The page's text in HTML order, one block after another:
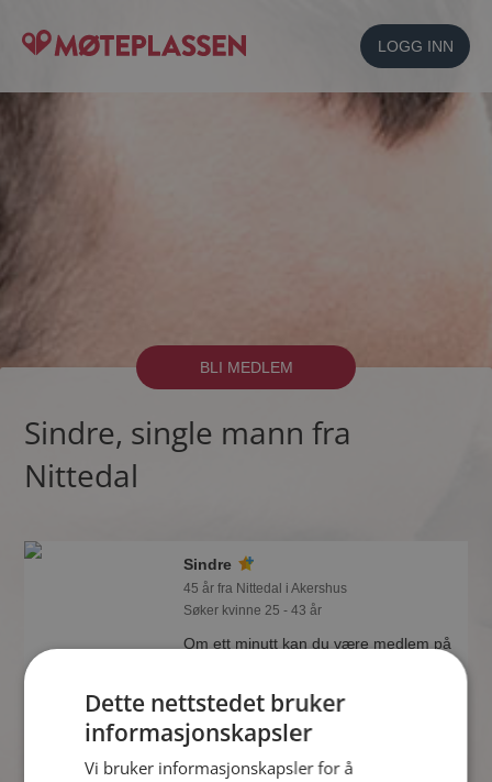
LOGG INN
BLI MEDLEM
Sindre, single mann fra
Nittedal
Sindre
45 år fra Nittedal i Akershus
Søker kvinne 25 - 43 år
Om ett minutt kan du være medlem på
lettere å finne kjærligheten på nettet!
Dette nettstedet bruker
informasjonskapsler
Vi bruker informasjonskapsler for å